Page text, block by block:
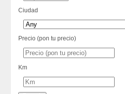
Ciudad
Precio (pon tu precio)
Km